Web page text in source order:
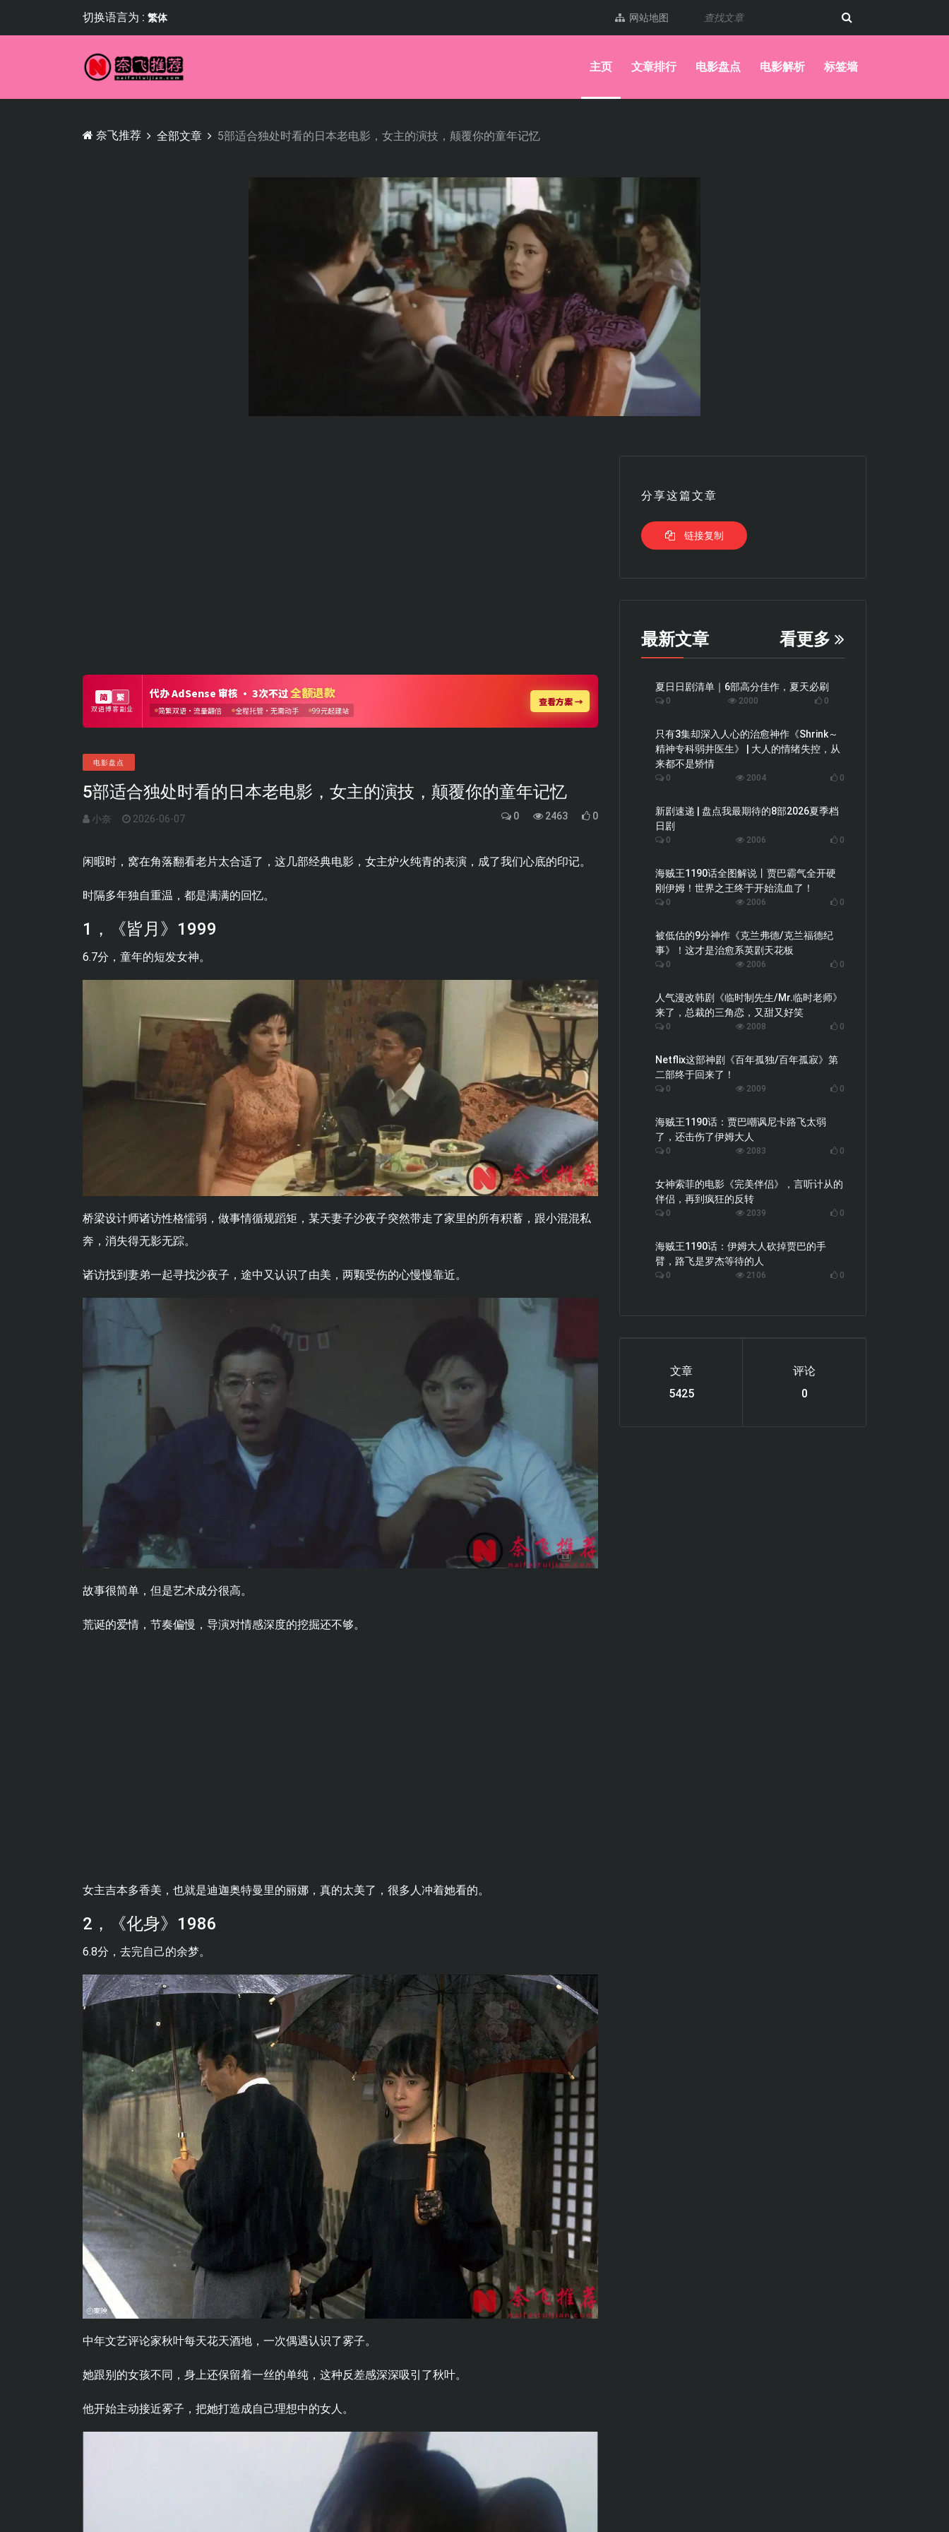
切换语言为 : 繁体 网站地图
主页 文章排行 电影盘点 电影解析 标签墙
奈飞推荐 全部文章 5部适合独处时看的日本老电影，女主的演技，颠覆你的童年记忆
电影盘点
5部适合独处时看的日本老电影，女主的演技，颠覆你的童年记忆
小奈 2026-06-07 0 2463 0
闲暇时，窝在角落翻看老片太合适了，这几部经典电影，女主炉火纯青的表演，成了我们心底的印记。
时隔多年独自重温，都是满满的回忆。
1，《皆月》1999
6.7分，童年的短发女神。
桥梁设计师诸访性格懦弱，做事情循规蹈矩，某天妻子沙夜子突然带走了家里的所有积蓄，跟小混混私
奔，消失得无影无踪。
诸访找到妻弟一起寻找沙夜子，途中又认识了由美，两颗受伤的心慢慢靠近。
故事很简单，但是艺术成分很高。
荒诞的爱情，节奏偏慢，导演对情感深度的挖掘还不够。
女主吉本多香美，也就是迪迦奥特曼里的丽娜，‌真的太美了，很多人冲着她看的。
2，《化身》1986
6.8分，去完自己的余梦。
中年文艺评论家秋叶每天花天酒地，一次偶遇认识了雾子。
她跟别的女孩不同，身上还保留着一丝的单纯，这种反差感深深吸引了秋叶。
他开始主动接近雾子，把她打造成自己理想中的女人。
分享这篇文章
链接复制
最新文章 看更多
夏日日剧清单｜6部高分佳作，夏天必刷
0 2000 0
只有3集却深入人心的治愈神作《Shrink～
精神专科弱井医生》 | 大人的情绪失控，从
来都不是矫情
0 2004 0
新剧速递 | 盘点我最期待的8部2026夏季档
日剧
0 2006 0
海贼王1190话全图解说丨贾巴霸气全开硬
刚伊姆！世界之王终于开始流血了！
0 2006 0
被低估的9分神作《克兰弗德/克兰福德纪
事》！这才是治愈系英剧天花板
0 2006 0
人气漫改韩剧《临时制先生/Mr.临时老师》
来了，总裁的三角恋，又甜又好笑
0 2008 0
Netflix这部神剧《百年孤独/百年孤寂》第
二部终于回来了！
0 2009 0
海贼王1190话：贾巴嘲讽尼卡路飞太弱
了，还击伤了伊姆大人
0 2083 0
女神索菲的电影《完美伴侣》，言听计从的
伴侣，再到疯狂的反转
0 2039 0
海贼王1190话：伊姆大人砍掉贾巴的手
臂，路飞是罗杰等待的人
0 2106 0
文章
6119
评论
0